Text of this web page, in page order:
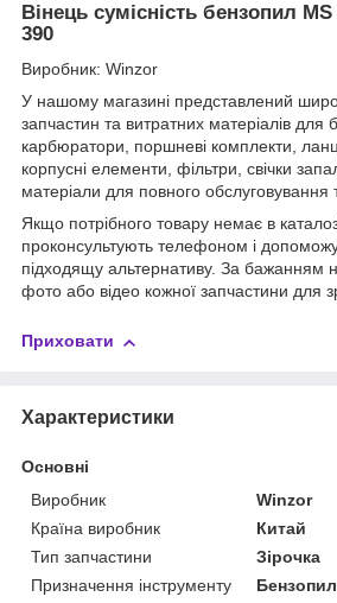
Вінець сумісність бензопил
390
Виробник: Winzor
У нашому магазині представлений
запчастин та витратних матеріалів для
карбюратори, поршневі комплекти,
корпусні елементи, фільтри, свічки
матеріали для повного обслуговування
Якщо потрібного товару немає в
проконсультують телефоном і
підходящу альтернативу. За бажанням
фото або відео кожної запчастини для
Приховати
Характеристики
Основні
Виробник
Winzor
Країна виробник
Китай
Тип запчастини
Зірочка
Призначення інструменту